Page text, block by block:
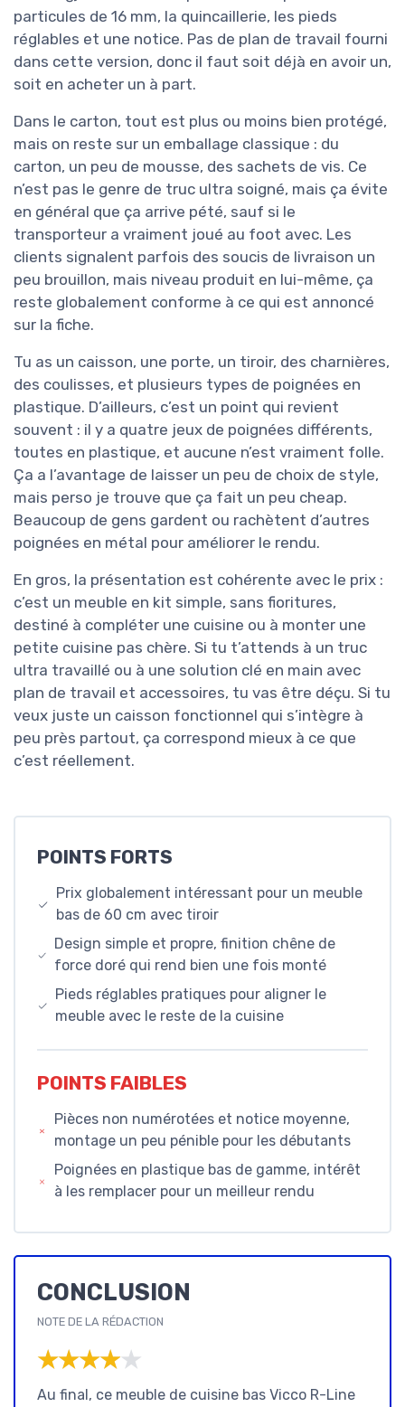
particules de 16 mm, la quincaillerie, les pieds
réglables et une notice. Pas de plan de travail fourni
dans cette version, donc il faut soit déjà en avoir un,
soit en acheter un à part.
Dans le carton, tout est plus ou moins bien protégé,
mais on reste sur un emballage classique : du
carton, un peu de mousse, des sachets de vis. Ce
n’est pas le genre de truc ultra soigné, mais ça évite
en général que ça arrive pété, sauf si le
transporteur a vraiment joué au foot avec. Les
clients signalent parfois des soucis de livraison un
peu brouillon, mais niveau produit en lui-même, ça
reste globalement conforme à ce qui est annoncé
sur la fiche.
Tu as un caisson, une porte, un tiroir, des charnières,
des coulisses, et plusieurs types de poignées en
plastique. D’ailleurs, c’est un point qui revient
souvent : il y a quatre jeux de poignées différents,
toutes en plastique, et aucune n’est vraiment folle.
Ça a l’avantage de laisser un peu de choix de style,
mais perso je trouve que ça fait un peu cheap.
Beaucoup de gens gardent ou rachètent d’autres
poignées en métal pour améliorer le rendu.
En gros, la présentation est cohérente avec le prix :
c’est un meuble en kit simple, sans fioritures,
destiné à compléter une cuisine ou à monter une
petite cuisine pas chère. Si tu t’attends à un truc
ultra travaillé ou à une solution clé en main avec
plan de travail et accessoires, tu vas être déçu. Si tu
veux juste un caisson fonctionnel qui s’intègre à
peu près partout, ça correspond mieux à ce que
c’est réellement.
POINTS FORTS
Prix globalement intéressant pour un meuble
bas de 60 cm avec tiroir
Design simple et propre, finition chêne de
force doré qui rend bien une fois monté
Pieds réglables pratiques pour aligner le
meuble avec le reste de la cuisine
POINTS FAIBLES
Pièces non numérotées et notice moyenne,
montage un peu pénible pour les débutants
Poignées en plastique bas de gamme, intérêt
à les remplacer pour un meilleur rendu
CONCLUSION
NOTE DE LA RÉDACTION
★★★★★
★★★★★
Au final, ce meuble de cuisine bas Vicco R-Line